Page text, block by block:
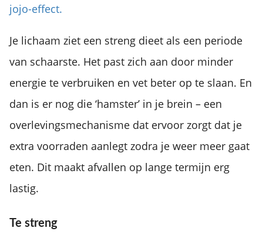
jojo-effect.
Je lichaam ziet een streng dieet als een periode
van schaarste. Het past zich aan door minder
energie te verbruiken en vet beter op te slaan. En
dan is er nog die ‘hamster’ in je brein – een
overlevingsmechanisme dat ervoor zorgt dat je
extra voorraden aanlegt zodra je weer meer gaat
eten. Dit maakt afvallen op lange termijn erg
lastig.
Te streng